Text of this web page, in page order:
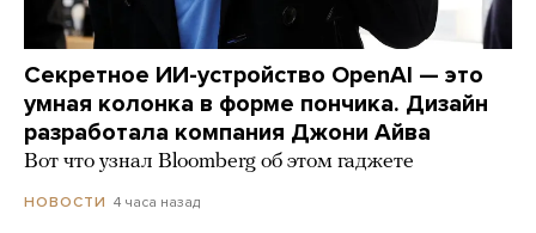
Секретное ИИ-устройство OpenAI — это
умная колонка в форме пончика. Дизайн
разработала компания Джони Айва
Вот что узнал Bloomberg об этом гаджете
НОВОСТИ 4 часа назад